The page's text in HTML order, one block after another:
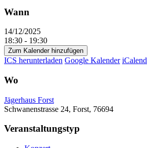
Wann
14/12/2025
18:30 - 19:30
Zum Kalender hinzufügen
ICS herunterladen Google Kalender
Wo
Jägerhaus Forst
Schwanenstrasse 24, Forst, 76694
Veranstaltungstyp